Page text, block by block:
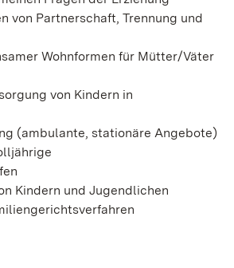
von Partnerschaft, Trennung und
Wohnformen für Mütter/Väter
von Kindern in
(ambulante, stationäre Angebote)
Kindern und Jugendlichen